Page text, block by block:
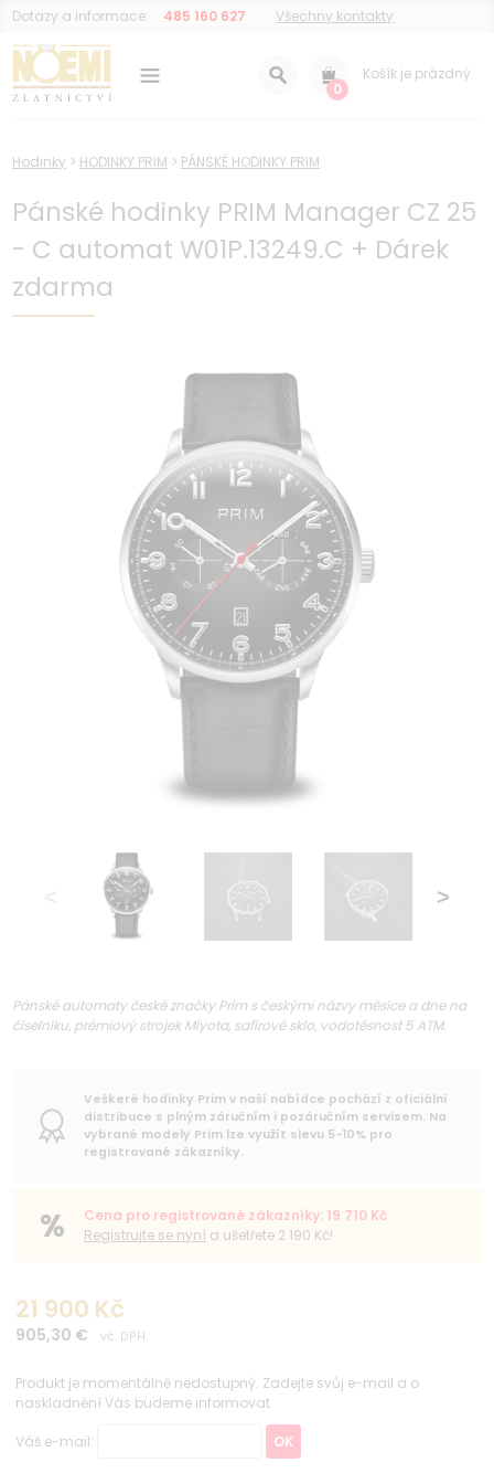
Dotazy a informace: 485 160 627 Všechny kontakty
0
Košík je prázdný
Hodinky > HODINKY PRIM > PÁNSKÉ HODINKY PRIM
Pánské hodinky PRIM Manager CZ 25
- C automat W01P.13249.C + Dárek
zdarma
Pánské automaty české značky Prim s českými názvy měsíce a dne na
číselníku, prémiový strojek Miyota, safírové sklo, vodotěsnost 5 ATM.
Veškeré hodinky Prim v naší nabídce pochází z oficiální
distribuce s plným záručním i pozáručním servisem. Na
vybrané modely Prim lze využít slevu 5-10% pro
registrované zákazníky.
Cena pro registrované zákazníky: 19 710 Kč
Registrujte se nyní a ušetřete 2 190 Kč!
21 900 Kč
905,30 € vč. DPH
Produkt je momentálně nedostupný. Zadejte svůj e-mail a o
naskladnění Vás budeme informovat.
Váš e-mail: OK